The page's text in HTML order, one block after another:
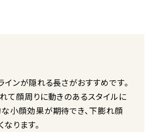
インが隠れる長さがおすすめです。
て顔周りに動きのあるスタイルに
小顔効果が期待でき、下膨れ顔
ります。